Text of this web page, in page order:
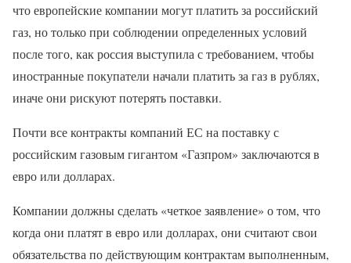
что европейские компании могут платить за российский
газ, но только при соблюдении определенных условий
после того, как россия выступила с требованием, чтобы
иностранные покупатели начали платить за газ в рублях,
иначе они рискуют потерять поставки.
Почти все контракты компаний ЕС на поставку с
российским газовым гигантом «Газпром» заключаются в
евро или долларах.
Компании должны сделать «четкое заявление» о том, что
когда они платят в евро или долларах, они считают свои
обязательства по действующим контрактам выполненным,